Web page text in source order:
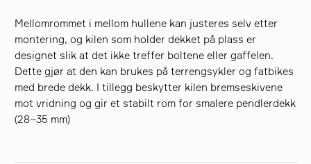
Mellomrommet i mellom hullene kan justeres selv etter
montering, og kilen som holder dekket på plass er
designet slik at det ikke treffer boltene eller gaffelen.
Dette gjør at den kan brukes på terrengsykler og fatbikes
med brede dekk. I tillegg beskytter kilen bremseskivene
mot vridning og gir et stabilt rom for smalere pendlerdekk
(28–35 mm)